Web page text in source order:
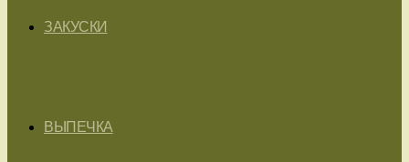
ЗАКУСКИ
ВЫПЕЧКА